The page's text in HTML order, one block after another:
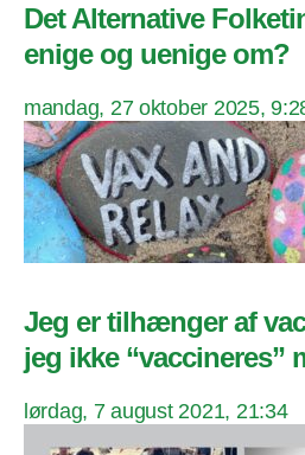
Det Alternative
enige og uenige om?
mandag, 27 oktober 2025,
Jeg er tilhænger af
jeg ikke “vaccineres”
lørdag, 7 august 2021, 21:34